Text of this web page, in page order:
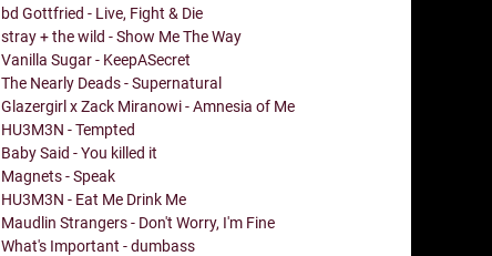
bd Gottfried - Live, Fight & Die
stray + the wild - Show Me The Way
Vanilla Sugar - KeepASecret
The Nearly Deads - Supernatural
Glazergirl x Zack Miranowi - Amnesia of Me
HU3M3N - Tempted
Baby Said - You killed it
Magnets - Speak
HU3M3N - Eat Me Drink Me
Maudlin Strangers - Don't Worry, I'm Fine
What's Important - dumbass